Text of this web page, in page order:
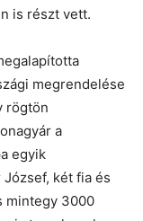
is részt vett.
megrendelése
rögtön
a
egyik
két fia és
mintegy 3000